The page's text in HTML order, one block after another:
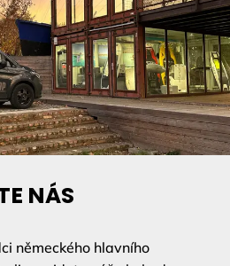
NÁS
německého hlavního